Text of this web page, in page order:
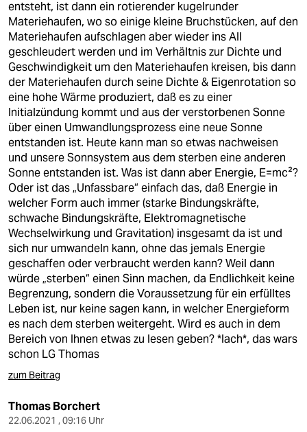
entsteht, ist dann ein rotierender kugelrunder
Materiehaufen, wo so einige kleine Bruchstücken, auf den
Materiehaufen aufschlagen aber wieder ins All
geschleudert werden und im Verhältnis zur Dichte und
Geschwindigkeit um den Materiehaufen kreisen, bis dann
der Materiehaufen durch seine Dichte & Eigenrotation so
eine hohe Wärme produziert, daß es zu einer
Initialzündung kommt und aus der verstorbenen Sonne
über einen Umwandlungsprozess eine neue Sonne
entstanden ist. Heute kann man so etwas nachweisen
und unsere Sonnsystem aus dem sterben eine anderen
Sonne entstanden ist. Was ist dann aber Energie, E=mc²?
Oder ist das „Unfassbare“ einfach das, daß Energie in
welcher Form auch immer (starke Bindungskräfte,
schwache Bindungskräfte, Elektromagnetische
Wechselwirkung und Gravitation) insgesamt da ist und
sich nur umwandeln kann, ohne das jemals Energie
geschaffen oder verbraucht werden kann? Weil dann
würde „sterben“ einen Sinn machen, da Endlichkeit keine
Begrenzung, sondern die Voraussetzung für ein erfülltes
Leben ist, nur keine sagen kann, in welcher Energieform
es nach dem sterben weitergeht. Wird es auch in dem
Bereich von Ihnen etwas zu lesen geben? *lach*, das wars
schon LG Thomas
zum Beitrag
Thomas Borchert
22.06.2021 , 09:16 Uhr